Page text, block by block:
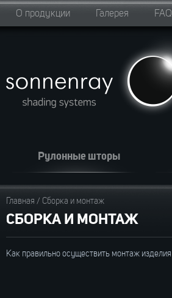
О продукции Галерея FAQ
Рулонные шторы
Главная / Сборка и монтаж
СБОРКА И МОНТАЖ
Как правильно осуществить монтаж изделия